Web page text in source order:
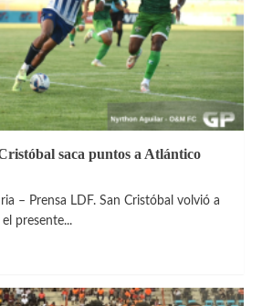
saca puntos a Atlántico
– Prensa LDF. San Cristóbal volvió a
presente...